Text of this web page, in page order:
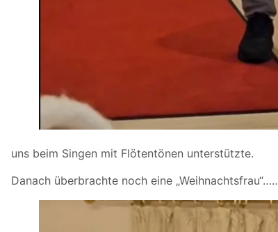
uns beim Singen mit Flötentönen unterstützte.
Danach überbrachte noch eine